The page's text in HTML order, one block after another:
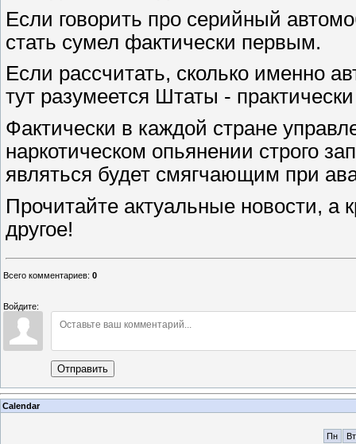
Если говорить про серийный
стать сумел фактически первым.
Если рассчитать, сколько именно
тут разумеется Штаты -
Фактически в каждой стране
наркотическом опьянении строго
являться будет смягчающим при
Прочитайте актуальные новости, а
другое!
Всего комментариев: 0
Войдите:
Отправить
Calendar
Пн Вт